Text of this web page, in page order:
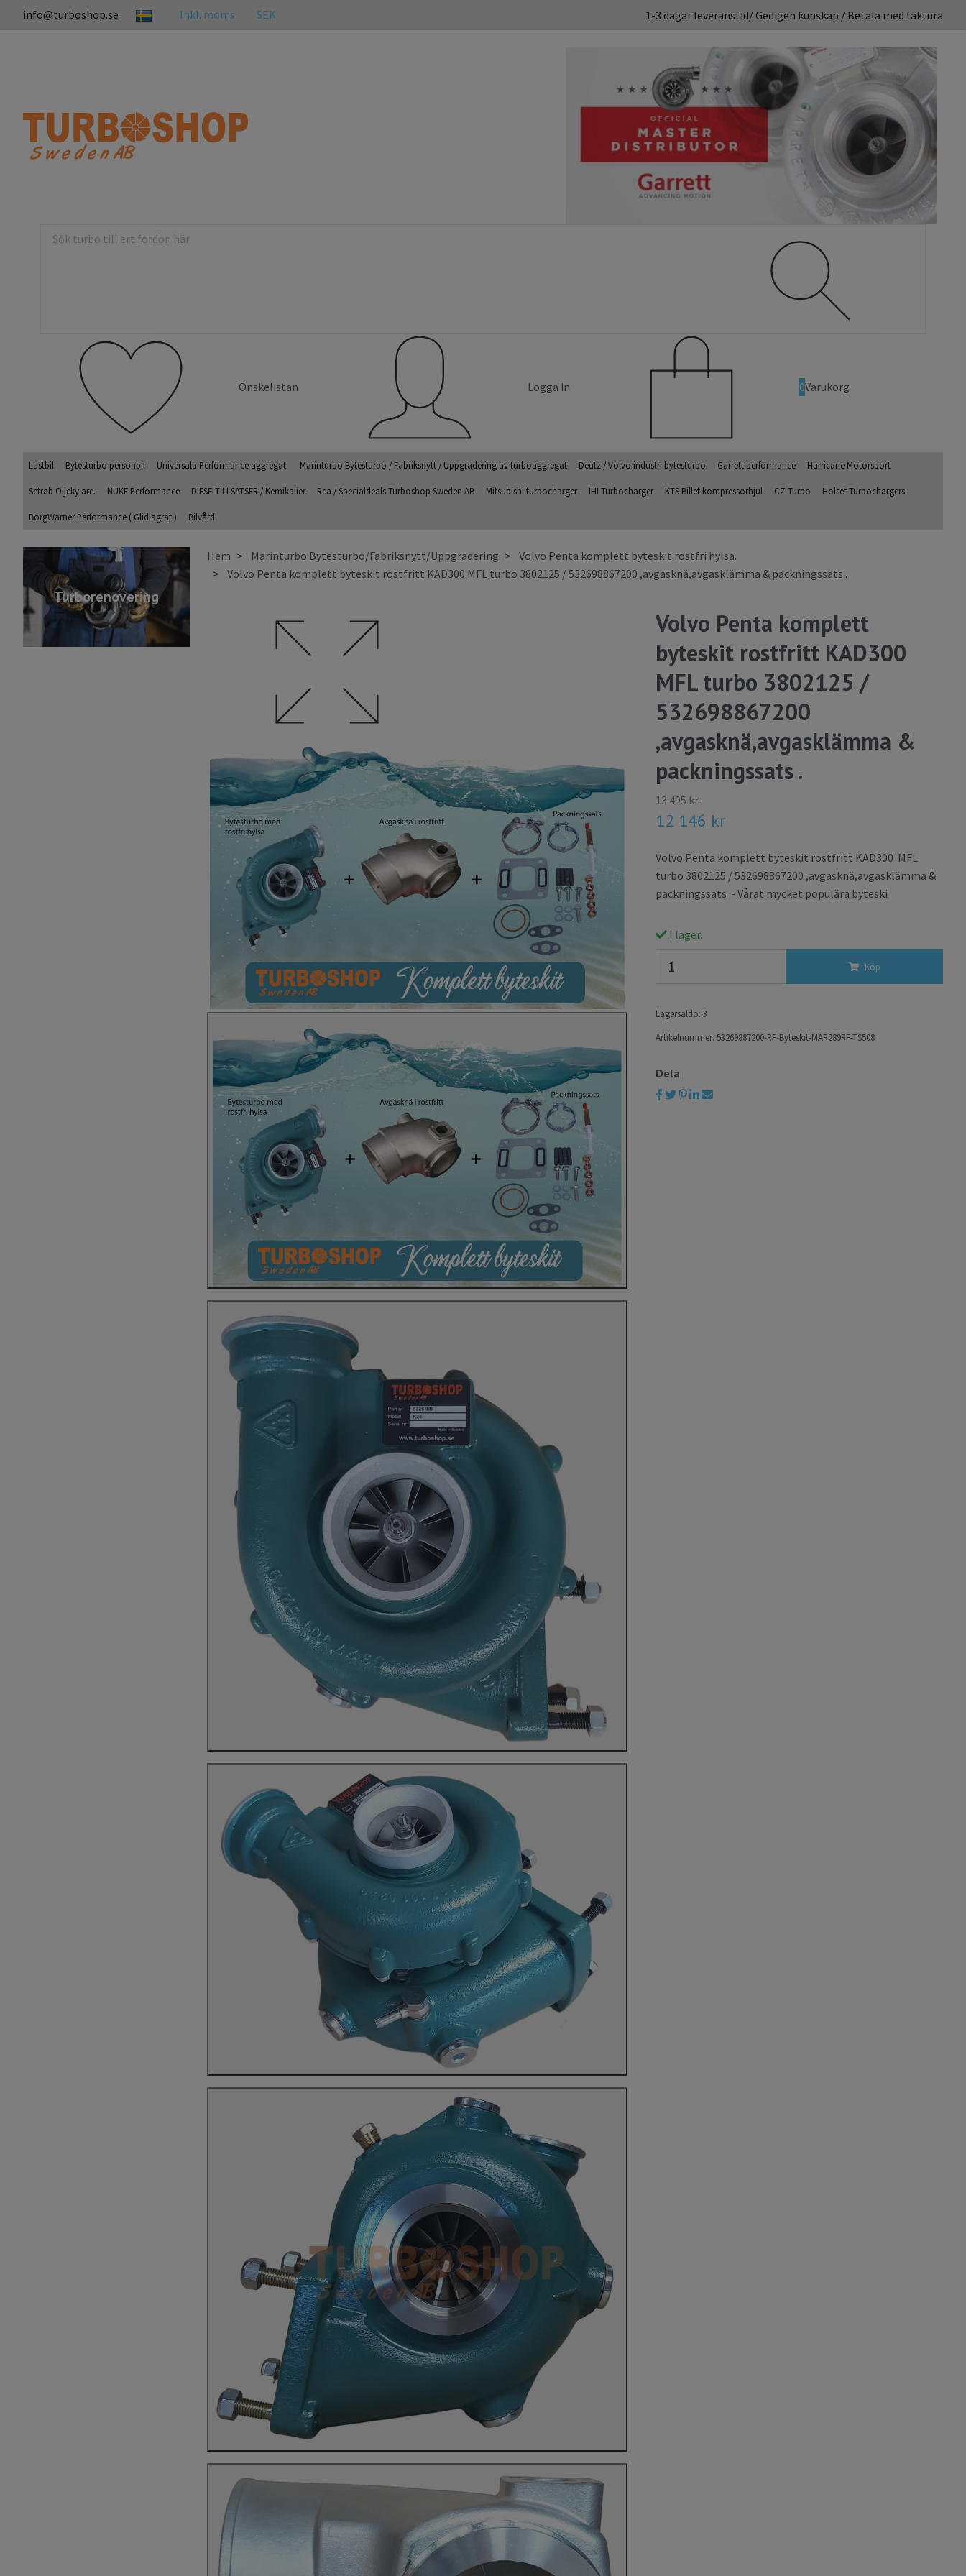
info@turboshop.se Inkl. moms SEK 1-3 dagar leveranstid/ Gedigen kunskap / Betala med faktura
Önskelistan Logga in 0Varukorg
Lastbil Bytesturbo personbil Universala Performance aggregat. Marinturbo Bytesturbo / Fabriksnytt / Uppgradering av turboaggregat Deutz / Volvo industri bytesturbo Garrett performance Hurricane Motorsport
Setrab Oljekylare. NUKE Performance DIESELTILLSATSER / Kemikalier Rea / Specialdeals Turboshop Sweden AB Mitsubishi turbocharger IHI Turbocharger KTS Billet kompressorhjul CZ Turbo Holset Turbochargers
BorgWarner Performance ( Glidlagrat ) Bilvård
Turborenovering
Hem Marinturbo Bytesturbo/Fabriksnytt/Uppgradering
Volvo Penta komplett byteskit rostfri hylsa.
Volvo Penta komplett byteskit rostfritt KAD300 MFL turbo 3802125 / 532698867200 ,avgasknä,avgasklämma & packningssats .
Volvo Penta komplett
byteskit rostfritt KAD300
MFL turbo 3802125 /
532698867200
,avgasknä,avgasklämma &
packningssats .
13 495 kr
12 146 kr
Volvo Penta komplett byteskit rostfritt KAD300 MFL
turbo 3802125 / 532698867200 ,avgasknä,avgasklämma &
packningssats .- Vårat mycket populära byteski
I lager.
Köp
Lagersaldo: 3
Artikelnummer: 53269887200-RF-Byteskit-MAR289RF-TS508
Dela